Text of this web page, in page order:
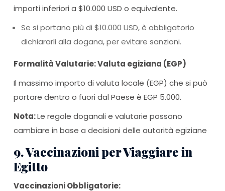
importi inferiori a $10.000 USD o equivalente.
Se si portano più di $10.000 USD, è obbligatorio
dichiararli alla dogana, per evitare sanzioni.
Formalità Valutarie: Valuta egiziana (EGP)
Il massimo importo di valuta locale (EGP) che si può
portare dentro o fuori dal Paese è EGP 5.000.
Nota:Le regole doganali e valutarie possono
cambiare in base a decisioni delle autorità egiziane
9. Vaccinazioni per Viaggiare in
Egitto
Vaccinazioni Obbligatorie: